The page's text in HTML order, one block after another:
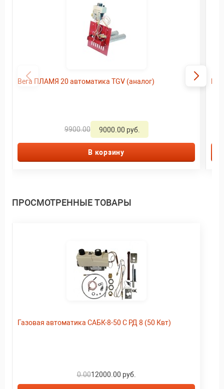
Вега ПЛАМЯ 20 автоматика TGV (аналог)
9900.00 9000.00 руб.
В корзину
ПРОСМОТРЕННЫЕ ТОВАРЫ
Газовая автоматика САБК-8-50 С РД 8 (50 Квт)
0.0012000.00 руб.